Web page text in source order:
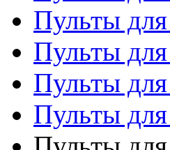
Пульты
Пульты
Пульты для
Пульты